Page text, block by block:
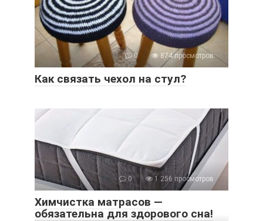
0 874 просмотров
Как связать чехол на стул?
0 1 256 просмотров
Химчистка матрасов —
обязательна для здорового сна!